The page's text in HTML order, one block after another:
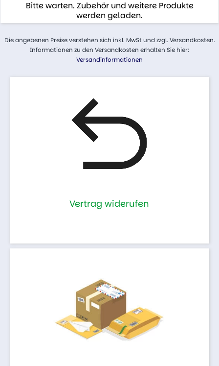
Bitte warten. Zubehör und weitere Produkte
werden geladen.
Die angebenen Preise verstehen sich inkl. MwSt und zzgl. Versandkosten.
Informationen zu den Versandkosten erhalten Sie hier:
Versandinformationen
Vertrag widerufen